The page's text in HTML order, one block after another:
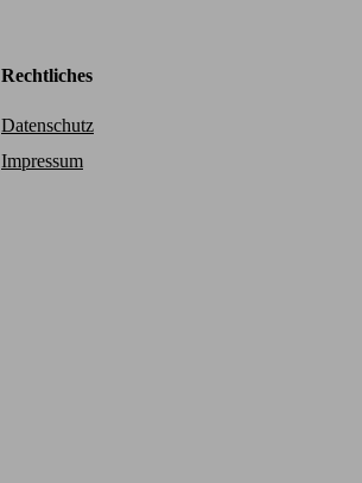
Rechtliches
Datenschutz
Impressum